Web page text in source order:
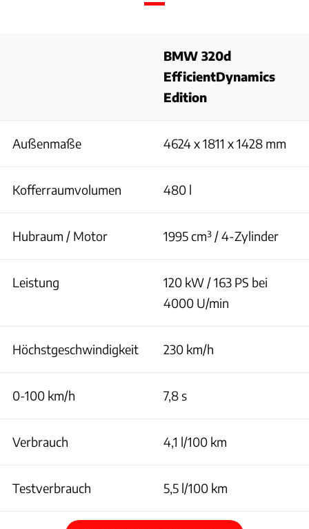
BMW 320d
EfficientDynamics
Edition
Außenmaße 4624 x 1811 x 1428 mm
Kofferraumvolumen 480 l
Hubraum / Motor 1995 cm³ / 4-Zylinder
Leistung
120 kW / 163 PS bei
4000 U/min
Höchstgeschwindigkeit 230 km/h
0-100 km/h 7,8 s
Verbrauch 4,1 l/100 km
Testverbrauch 5,5 l/100 km